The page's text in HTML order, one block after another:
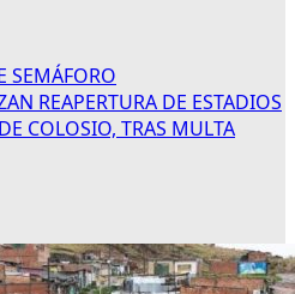
SEMÁFORO
REAPERTURA DE ESTADIOS
COLOSIO, TRAS MULTA